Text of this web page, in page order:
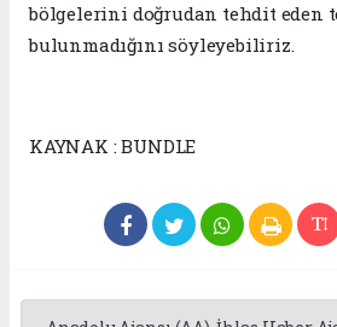
bölgelerini doğrudan tehdit eden
bulunmadığını söyleyebiliriz.
KAYNAK : BUNDLE